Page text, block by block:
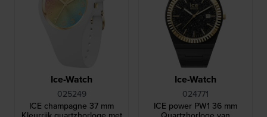
Ice-Watch
025249
ICE champagne 37 mm
Ice-Watch
024771
ICE power PW1 36 mm